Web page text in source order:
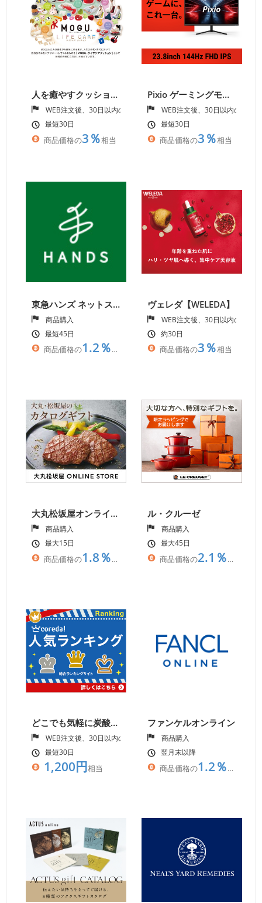
人を癒やすクッションで累計1000万個以上！ビーズクッションのパイオニア【MOGUストア】
WEB注文後、30日以内の入金確認
最短30日
商品価格の3％相当
Pixio ゲーミングモニター【Ｈａｍｅｅ株式会社】
WEB注文後、30日以内の入金
最短30日
商品価格の3％相当
東急ハンズ ネットストア
商品購入
最短45日
商品価格の1.2％相当
ヴェレダ【WELEDA】
WEB注文後、30日以内の入金
約30日
商品価格の3％相当
大丸松坂屋オンラインショッピング
商品購入
最大15日
商品価格の1.8％相当
ル・クルーゼ
商品購入
最大45日
商品価格の2.1％相当
どこでも気軽に炭酸ドリンクが作れる【e-soda】
WEB注文後、30日以内の入金確認
最短30日
1,200円相当
ファンケルオンライン
商品購入
翌月末以降
商品価格の1.2％相当